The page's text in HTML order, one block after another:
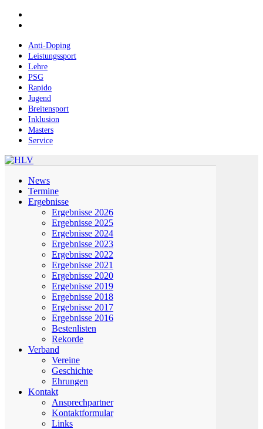
Skip
contentAnti-Doping
Leistungssport
Lehre
PSG
Rapido
Jugend
Breitensport
Inklusion
Masters
Service
News
Termine
Ergebnisse
Ergebnisse 2026
Ergebnisse 2025
Ergebnisse 2024
Ergebnisse 2023
Ergebnisse 2022
Ergebnisse 2021
Ergebnisse 2020
Ergebnisse 2019
Ergebnisse 2018
Ergebnisse 2017
Ergebnisse 2016
Bestenlisten
Rekorde
Verband
Vereine
Geschichte
Ehrungen
Kontakt
Ansprechpartner
Kontaktformular
Links